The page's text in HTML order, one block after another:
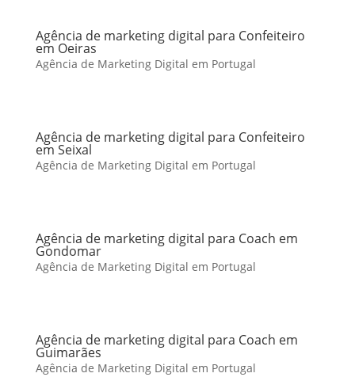
Agência de marketing digital para Confeiteiro
em Oeiras
Agência de Marketing Digital em Portugal
Agência de marketing digital para Confeiteiro
em Seixal
Agência de Marketing Digital em Portugal
Agência de marketing digital para Coach em
Gondomar
Agência de Marketing Digital em Portugal
Agência de marketing digital para Coach em
Guimarães
Agência de Marketing Digital em Portugal